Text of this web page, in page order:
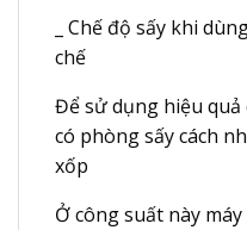
_ Chế độ sấy khi
chế
Để sử dụng hiệu quả
có phòng sấy cách
xốp
Ở công suất này